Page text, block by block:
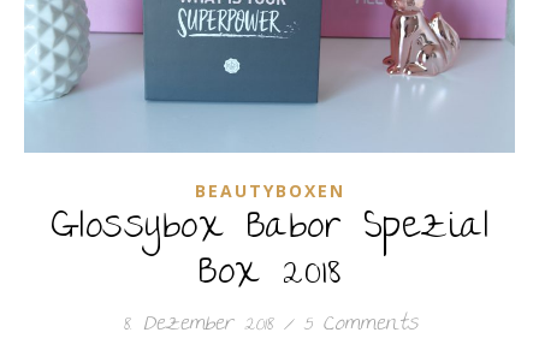
BEAUTYBOXEN
Glossybox Babor Spezial
Box 2018
8. Dezember 2018 / 5 Comments